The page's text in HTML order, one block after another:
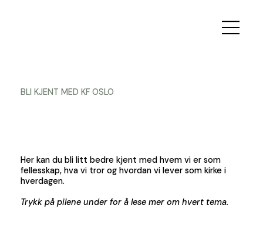
BLI KJENT MED KF OSLO
Her kan du bli litt bedre kjent med hvem vi er som
fellesskap, hva vi tror og hvordan vi lever som kirke i
hverdagen.
Trykk på pilene under for å lese mer om hvert tema.